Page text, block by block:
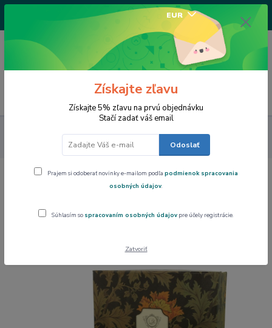
EUR
/Po-Pi 9-17 hod/
0,00 EUR
Šálka s podšálkou 280 ml - set 2 ks Wiliam Morris
Chryzantémy 8508
Šálka s podšálkou 280 ml - set 2 ks
Získajte zľavu
Získajte 5% zľavu na prvú objednávku
Stačí zadať váš email
Odoslať
Prajem si odoberať novinky e-mailom podľa podmienok spracovania
osobných údajov.
Súhlasím so spracovaním osobných údajov pre účely registrácie.
Zatvoriť